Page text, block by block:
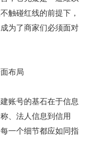
触碰红线的前提下，
为了商家们必须面对
布局
号的基石在于信息
、法人信息到信用
一个细节都应如同指